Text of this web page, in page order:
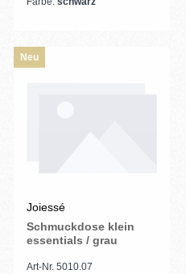
Neu
Joiessé
Schmuckdose klein
essentials / grau
Art-Nr. 5010.07